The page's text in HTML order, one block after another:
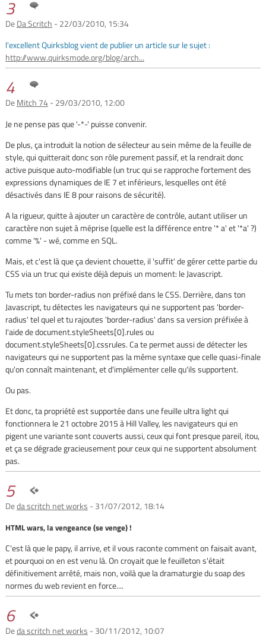
3
DeDa Scritch - 22/03/2010, 15:34
l'excellent Quirksblog vient de publier un article sur le sujet :
http://www.quirksmode.org/blog/arch...
4
DeMitch 74- 29/03/2010, 12:00
Je ne pense pas que '-*-' puisse convenir.
De plus, ça introduit la notion de sélecteur au sein même de la feuille de
style, qui quitterait donc son rôle purement passif, et la rendrait donc
active puisque auto-modifiable (un truc qui se rapproche fortement des
expressions dynamiques de IE 7 et inférieurs, lesquelles ont été
désactivés dans IE 8 pour raisons de sécurité).
A la rigueur, quitte à ajouter un caractère de contrôle, autant utiliser un
caractère non sujet à méprise (quelle est la différence entre '* a' et '*a' ?)
comme '%' - wé, comme en SQL.
Mais, et c'est là que ça devient chouette, il 'suffit' de gérer cette partie du
CSS via un truc qui existe déjà depuis un moment: le Javascript.
Tu mets ton border-radius non préfixé dans le CSS. Derrière, dans ton
Javascript, tu détectes les navigateurs qui ne supportent pas 'border-
radius' tel quel et tu rajoutes 'border-radius' dans sa version préfixée à
l'aide de document.styleSheets[0].rules ou
document.styleSheets[0].cssrules. Ca te permet aussi de détecter les
navigateurs qui ne supportent pas la même syntaxe que celle quasi-finale
qu'on connaît maintenant, et d'implémenter celle qu'ils supportent.
Ou pas.
Et donc, ta propriété est supportée dans une feuille ultra light qui
fonctionnera le 21 octobre 2015 à Hill Valley, les navigateurs qui en
pigent une variante sont couverts aussi, ceux qui font presque pareil, itou,
et ça se dégrade gracieusement pour ceux qui ne supportent absolument
pas.
5
Deda scritch net works - 31/07/2012, 18:14
HTML wars, la vengeance (se venge) !
C'est là que le papy, il arrive, et il vous raconte comment on faisait avant,
et pourquoi on en est venu là. On croyait que le feuilleton s'était
définitivement arrêté, mais non, voilà que la dramaturgie du soap des
normes du web revient en force....
6
Deda scritch net works - 30/11/2012, 10:07